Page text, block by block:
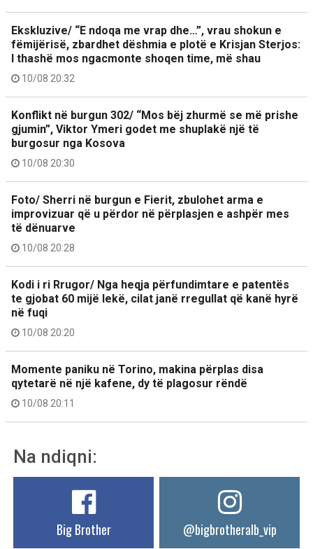
Ekskluzive/ “E ndoqa me vrap dhe…”, vrau shokun e
fëmijërisë, zbardhet dëshmia e plotë e Krisjan Sterjos:
I thashë mos ngacmonte shoqen time, më shau
10/08 20:32
Konflikt në burgun 302/ “Mos bëj zhurmë se më prishe
gjumin”, Viktor Ymeri godet me shuplakë një të
burgosur nga Kosova
10/08 20:30
Foto/ Sherri në burgun e Fierit, zbulohet arma e
improvizuar që u përdor në përplasjen e ashpër mes
të dënuarve
10/08 20:28
Kodi i ri Rrugor/ Nga heqja përfundimtare e patentës
te gjobat 60 mijë lekë, cilat janë rregullat që kanë hyrë
në fuqi
10/08 20:20
Momente paniku në Torino, makina përplas disa
qytetarë në një kafene, dy të plagosur rëndë
10/08 20:11
Na ndiqni:
Big Brother @bigbrotheralb_vip